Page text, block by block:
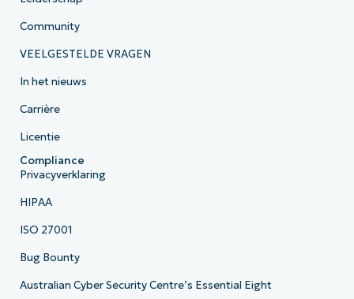
Community
VEELGESTELDE VRAGEN
In het nieuws
Carrière
Licentie
Compliance
Privacyverklaring
HIPAA
ISO 27001
Bug Bounty
Australian Cyber Security Centre’s Essential Eight